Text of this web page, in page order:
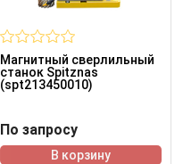
Магнитный сверлильный
станок Spitznas
(spt213450010)
По запросу
В корзину